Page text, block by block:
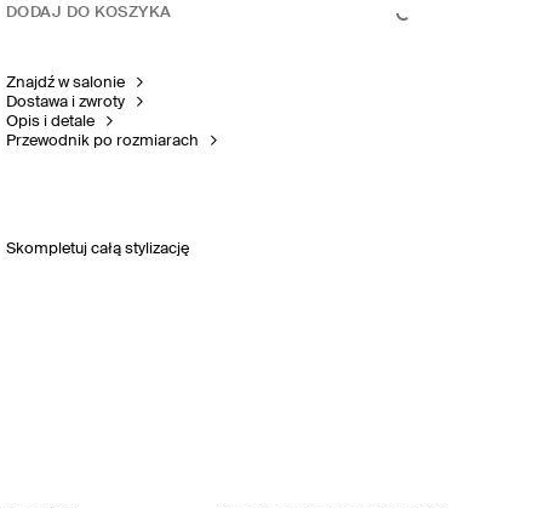
DODAJ DO KOSZYKA
Znajdź w salonie
Dostawa i zwroty
Opis i detale
Przewodnik po rozmiarach
Skompletuj całą stylizację